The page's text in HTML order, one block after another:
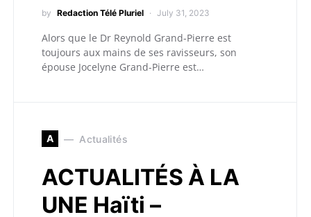
by Redaction Télé Pluriel July 31, 2023
Alors que le Dr Reynold Grand-Pierre est
toujours aux mains de ses ravisseurs, son
épouse Jocelyne Grand-Pierre est…
A Actualités
ACTUALITÉS À LA
UNE Haïti –